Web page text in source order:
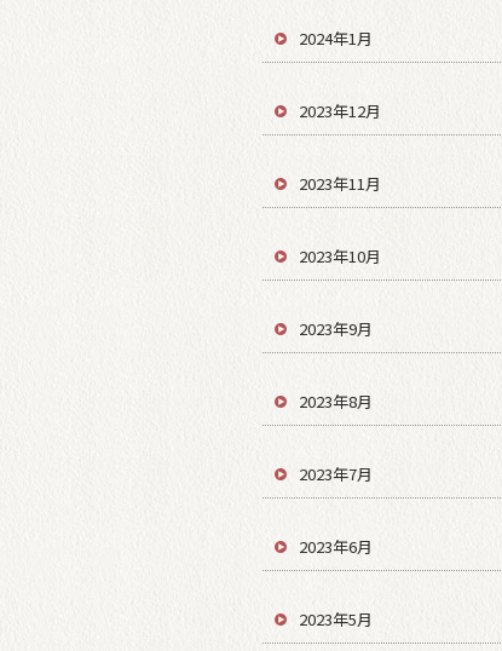
2024年1月
2023年12月
2023年11月
2023年10月
2023年9月
2023年8月
2023年7月
2023年6月
2023年5月